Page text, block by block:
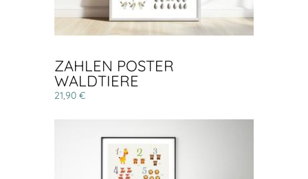
ZAHLEN POSTER
WALDTIERE
21,90 €